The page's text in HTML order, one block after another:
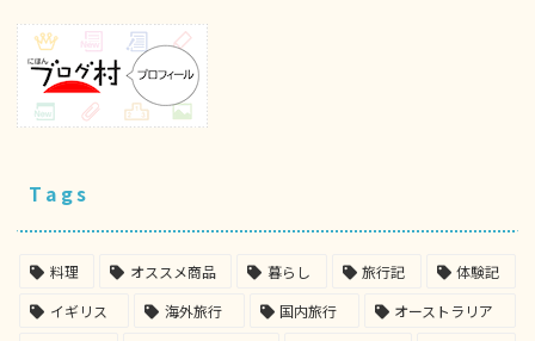
Tags
料理 オススメ商品 暮らし 旅行記
体験記
イギリス
海外旅行 国内旅行
オーストラリア